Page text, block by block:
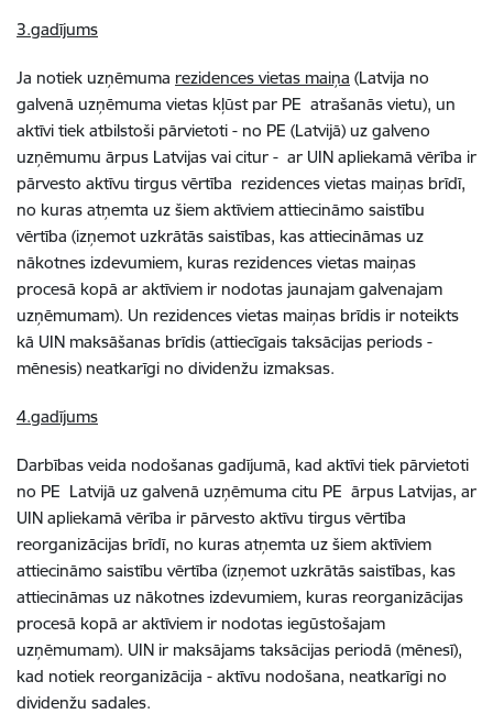
3.gadījums
Ja notiek uzņēmuma rezidences vietas maiņa (Latvija no
galvenā uzņēmuma vietas kļūst par PE atrašanās vietu), un
aktīvi tiek atbilstoši pārvietoti - no PE (Latvijā) uz galveno
uzņēmumu ārpus Latvijas vai citur - ar UIN apliekamā vērība ir
pārvesto aktīvu tirgus vērtība rezidences vietas maiņas brīdī,
no kuras atņemta uz šiem aktīviem attiecināmo saistību
vērtība (izņemot uzkrātās saistības, kas attiecināmas uz
nākotnes izdevumiem, kuras rezidences vietas maiņas
procesā kopā ar aktīviem ir nodotas jaunajam galvenajam
uzņēmumam). Un rezidences vietas maiņas brīdis ir noteikts
kā UIN maksāšanas brīdis (attiecīgais taksācijas periods -
mēnesis) neatkarīgi no dividenžu izmaksas.
4.gadījums
Darbības veida nodošanas gadījumā, kad aktīvi tiek pārvietoti
no PE Latvijā uz galvenā uzņēmuma citu PE ārpus Latvijas, ar
UIN apliekamā vērība ir pārvesto aktīvu tirgus vērtība
reorganizācijas brīdī, no kuras atņemta uz šiem aktīviem
attiecināmo saistību vērtība (izņemot uzkrātās saistības, kas
attiecināmas uz nākotnes izdevumiem, kuras reorganizācijas
procesā kopā ar aktīviem ir nodotas iegūstošajam
uzņēmumam). UIN ir maksājams taksācijas periodā (mēnesī),
kad notiek reorganizācija - aktīvu nodošana, neatkarīgi no
dividenžu sadales.